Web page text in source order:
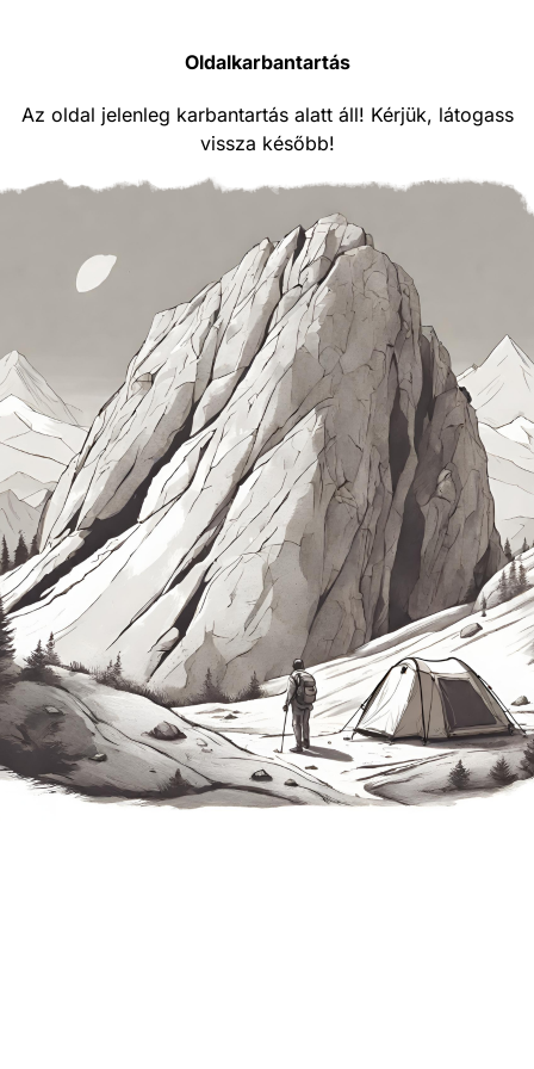
Oldalkarbantartás
Az oldal jelenleg karbantartás alatt áll! Kérjük, látogass
vissza később!